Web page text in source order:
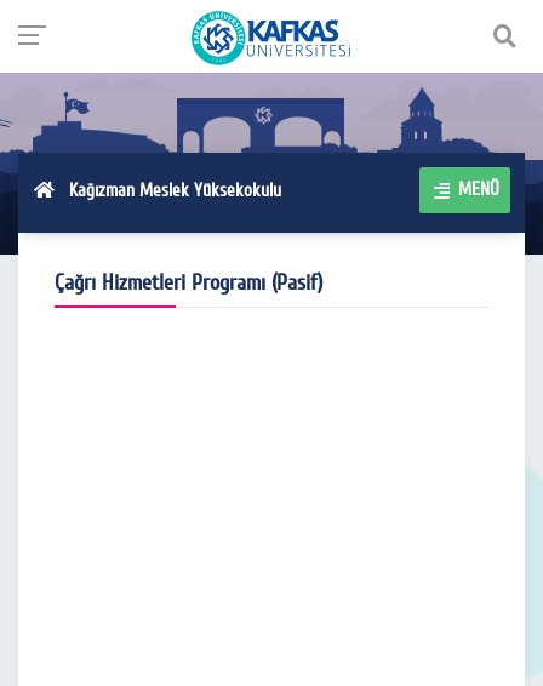
Kağızman Meslek Yüksekokulu MENÜ
Çağrı Hizmetleri Programı (Pasif)